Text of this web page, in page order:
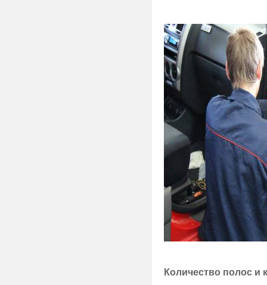
Количество полос и